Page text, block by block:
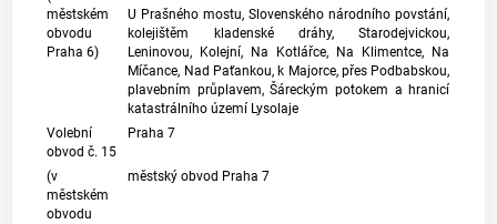
městském
obvodu
Praha 6)
U Prašného mostu, Slovenského národního povstání,
kolejištěm kladenské dráhy, Starodejvickou,
Leninovou, Kolejní, Na Kotlářce, Na Klimentce, Na
Míčance, Nad Paťankou, k Majorce, přes Podbabskou,
plavebním průplavem, Šáreckým potokem a hranicí
katastrálního území Lysolaje
Volební
obvod č. 15
Praha 7
(v
městském
obvodu
městský obvod Praha 7